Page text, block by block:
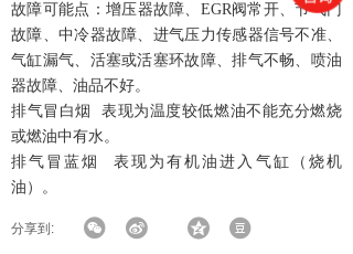
故障可能点：增压器故障、EGR阀常开、节气门
故障、中冷器故障、进气压力传感器信号不准、
气缸漏气、活塞或活塞环故障、排气不畅、喷油
器故障、油品不好。
排气冒白烟 表现为温度较低燃油不能充分燃烧
或燃油中有水。
排气冒蓝烟 表现为有机油进入气缸（烧机
油）。
分享到: